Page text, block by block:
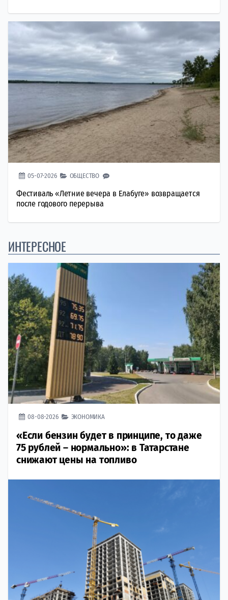
05-07-2026 ОБЩЕСТВО
Фестиваль «Летние вечера в Елабуге» возвращается
после годового перерыва
ИНТЕРЕСНОЕ
08-08-2026 ЭКОНОМИКА
«Если бензин будет в принципе, то даже
75 рублей – нормально»: в Татарстане
снижают цены на топливо